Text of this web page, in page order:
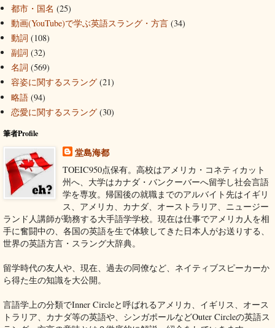
都市・国名 (25)
動画(YouTube)で学ぶ英語スラング・方言 (34)
動詞 (108)
副詞 (32)
名詞 (569)
容姿に関するスラング (21)
略語 (94)
恋愛に関するスラング (30)
筆者Profile
堂島海都
TOEIC950点保有。高校はアメリカ・コネティカット
州へ、大学はカナダ・バンクーバーへ留学し社会言語
学を専攻。帰国後の就職までのアルバイト先はイギリ
ス、アメリカ、カナダ、オーストラリア、ニュージー
ランド人講師が勤務する大手語学学校。現在は仕事でアメリカ人を相
手に奮闘中の、各国の英語を生で体験してきた日本人がお送りする、
世界の英語方言・スラング大辞典。
留学時代の友人や、現在、過去の同僚など、ネイティブスピーカーか
ら得た生の知識を大公開。
言語学上の分類でInner Circleと呼ばれるアメリカ、イギリス、オース
トラリア、カナダ等の英語や、シンガポールなどOuter Circleの英語ス